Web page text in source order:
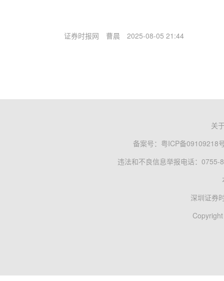
证券时报网 曹晨 2025-08-05 21:44
关
备案号： 粤ICP备09109218
违法和不良信息举报电话：0755-
深圳证券